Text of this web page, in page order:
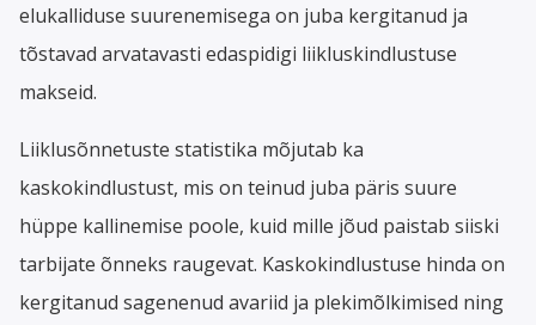
elukalliduse suurenemisega on juba kergitanud ja
tõstavad arvatavasti edaspidigi liikluskindlustuse
makseid.
Liiklusõnnetuste statistika mõjutab ka
kaskokindlustust, mis on teinud juba päris suure
hüppe kallinemise poole, kuid mille jõud paistab siiski
tarbijate õnneks raugevat. Kaskokindlustuse hinda on
kergitanud sagenenud avariid ja plekimõlkimised ning